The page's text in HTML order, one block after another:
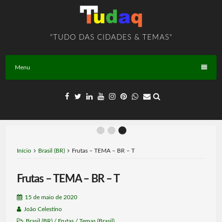
"TUDO DAS CIDADES & TEMAS"
Menu
Início Brasil (BR) Frutas – TEMA – BR – T
Frutas – TEMA – BR – T
15 de maio de 2020
João Celestino